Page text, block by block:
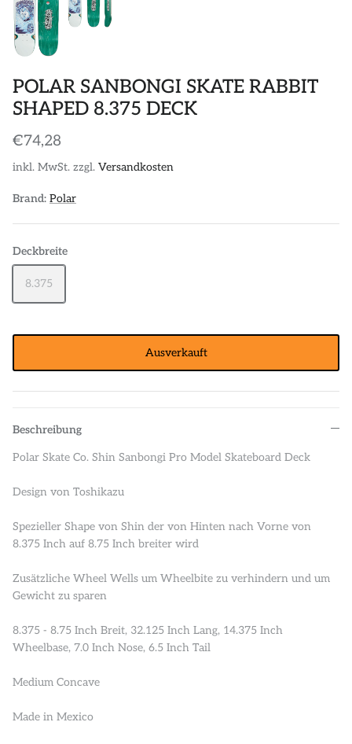
POLAR SANBONGI SKATE RABBIT
SHAPED 8.375 DECK
€74,28
inkl. MwSt. zzgl. Versandkosten
Brand: Polar
Deckbreite
8.375
Ausverkauft
Beschreibung
Polar Skate Co. Shin Sanbongi Pro Model Skateboard Deck
Design von Toshikazu
Spezieller Shape von Shin der von Hinten nach Vorne von
8.375 Inch auf 8.75 Inch breiter wird
Zusätzliche Wheel Wells um Wheelbite zu verhindern und um
Gewicht zu sparen
8.375 - 8.75 Inch Breit, 32.125 Inch Lang, 14.375 Inch
Wheelbase, 7.0 Inch Nose, 6.5 Inch Tail
Medium Concave
Made in Mexico